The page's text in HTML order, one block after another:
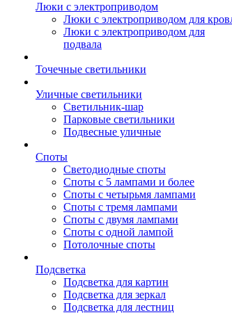
Люки с электроприводом
Люки с электроприводом для
Люки с электроприводом для
подвала
Точечные светильники
Уличные светильники
Светильник-шар
Парковые светильники
Подвесные уличные
Споты
Светодиодные споты
Споты с 5 лампами и более
Споты с четырьмя лампами
Споты с тремя лампами
Споты с двумя лампами
Споты с одной лампой
Потолочные споты
Подсветка
Подсветка для картин
Подсветка для зеркал
Подсветка для лестниц